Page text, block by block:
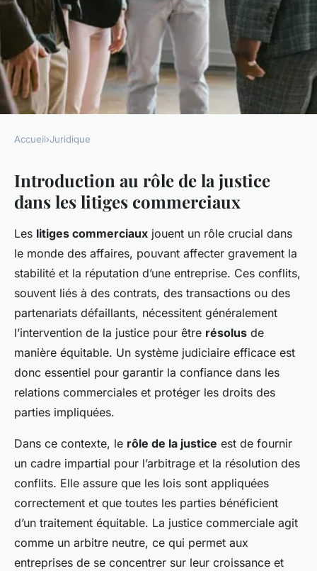
Le rôle de la Justice dans le
règlement des litiges
commerciaux
Esteban 2 janvier 2025 • 7 min de lecture
Accueil›Juridique
Introduction au rôle de la justice
dans les litiges commerciaux
Les litiges commerciaux jouent un rôle crucial dans
le monde des affaires, pouvant affecter gravement la
stabilité et la réputation d’une entreprise. Ces conflits,
souvent liés à des contrats, des transactions ou des
partenariats défaillants, nécessitent généralement
l’intervention de la justice pour être résolus de
manière équitable. Un système judiciaire efficace est
donc essentiel pour garantir la confiance dans les
relations commerciales et protéger les droits des
parties impliquées.
Dans ce contexte, le rôle de la justice est de fournir
un cadre impartial pour l’arbitrage et la résolution des
conflits. Elle assure que les lois sont appliquées
correctement et que toutes les parties bénéficient
d’un traitement équitable. La justice commerciale agit
comme un arbitre neutre, ce qui permet aux
entreprises de se concentrer sur leur croissance et